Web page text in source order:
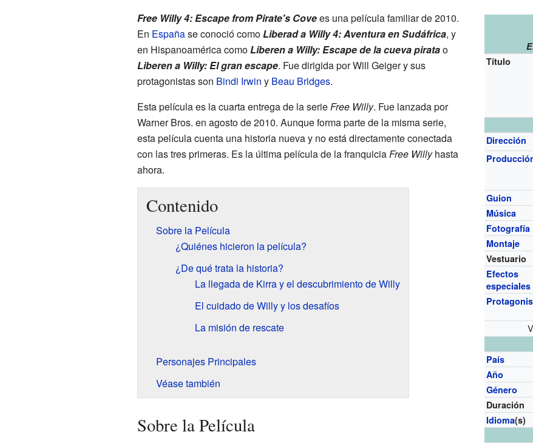
Título
Dirección
Guion
Música
Fotografía
Montaje
Vestuario
Efectos
especiales
País
Año
Género
Duración
Idioma(s)
Free Willy 4: Escape from Pirate's Covees una película familiar de 2010.
En Españase conoció comoLiberad a Willy 4: Aventura en Sudáfrica, y
en Hispanoamérica comoLiberen a Willy: Escape de la cueva piratao
Liberen a Willy: El gran escape. Fue dirigida por Will Geiger y sus
protagonistas son Bindi Irwin y Beau Bridges.
Esta película es la cuarta entrega de la serieFree Willy. Fue lanzada por
Warner Bros. en agosto de 2010. Aunque forma parte de la misma serie,
esta película cuenta una historia nueva y no está directamente conectada
con las tres primeras. Es la última película de la franquiciaFree Willyhasta
ahora.
Contenido
Sobre la Película
¿Quiénes hicieron la película?
¿De qué trata la historia?
La llegada de Kirra y el descubrimiento de Willy
El cuidado de Willy y los desafíos
La misión de rescate
Personajes Principales
Véase también
Sobre la Película